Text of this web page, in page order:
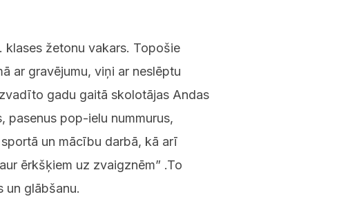
klases žetonu vakars. Topošie
ar gravējumu, viņi ar neslēptu
gadu gaitā skolotājas Andas
pasenus pop-ielu nummurus,
un mācību darbā, kā arī
ērkšķiem uz zvaigznēm” .To
un glābšanu.